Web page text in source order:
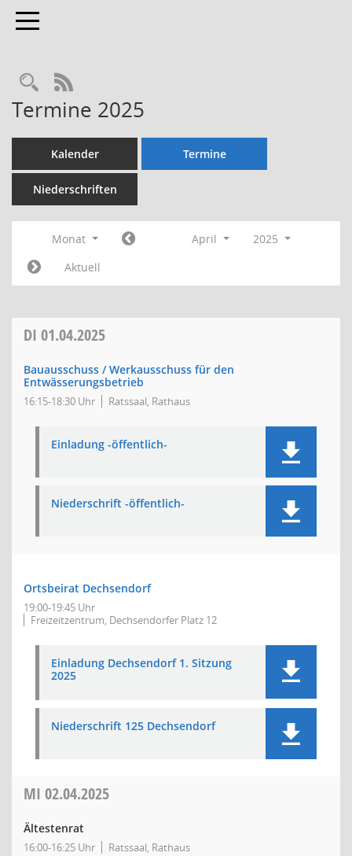
Toggle navigation
Rechercheauswahl
RSS-Feed
Termine 2025
Kalender Termine
Niederschriften
Monat April
2025
Aktuell
DI 01.04.2025
Bauausschuss / Werkausschuss für den
Entwässerungsbetrieb
16:15-18:30 Uhr Ratssaal, Rathaus
Einladung -öffentlich-
Niederschrift -öffentlich-
Ortsbeirat Dechsendorf
19:00-19:45 Uhr
Freizeitzentrum, Dechsendorfer Platz 12
Einladung Dechsendorf 1. Sitzung
2025
Niederschrift 125 Dechsendorf
MI 02.04.2025
Ältestenrat
16:00-16:25 Uhr Ratssaal, Rathaus